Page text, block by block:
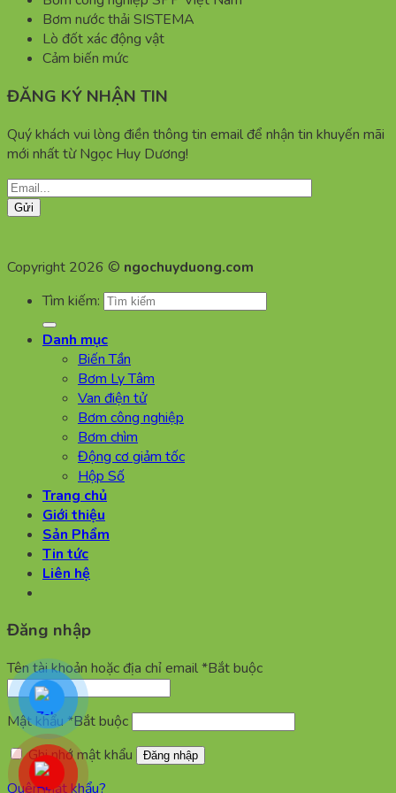
Bơm nước thải SISTEMA
Lò đốt xác động vật
Cảm biến mức
ĐĂNG KÝ NHẬN TIN
Quý khách vui lòng điền thông tin email để nhận tin khuyến mãi
mới nhất từ Ngọc Huy Dương!
Copyright 2026 © ngochuyduong.com
Tìm kiếm:
Danh mục
Biến Tần
Bơm Ly Tâm
Van điện tử
Bơm công nghiệp
Bơm chìm
Động cơ giảm tốc
Hộp Số
Trang chủ
Giới thiệu
Sản Phẩm
Tin tức
Liên hệ
Đăng nhập
Tên tài khoản hoặc địa chỉ email*Bắt buộc
Mật khẩu*Bắt buộc
Ghi nhớ mật khẩu
Đăng nhập
Quên mật khẩu?